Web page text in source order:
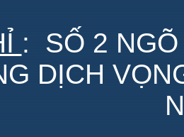
: SỐ 2 NGÕ
DỊCH